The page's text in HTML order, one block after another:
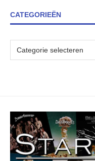
CATEGORIEËN